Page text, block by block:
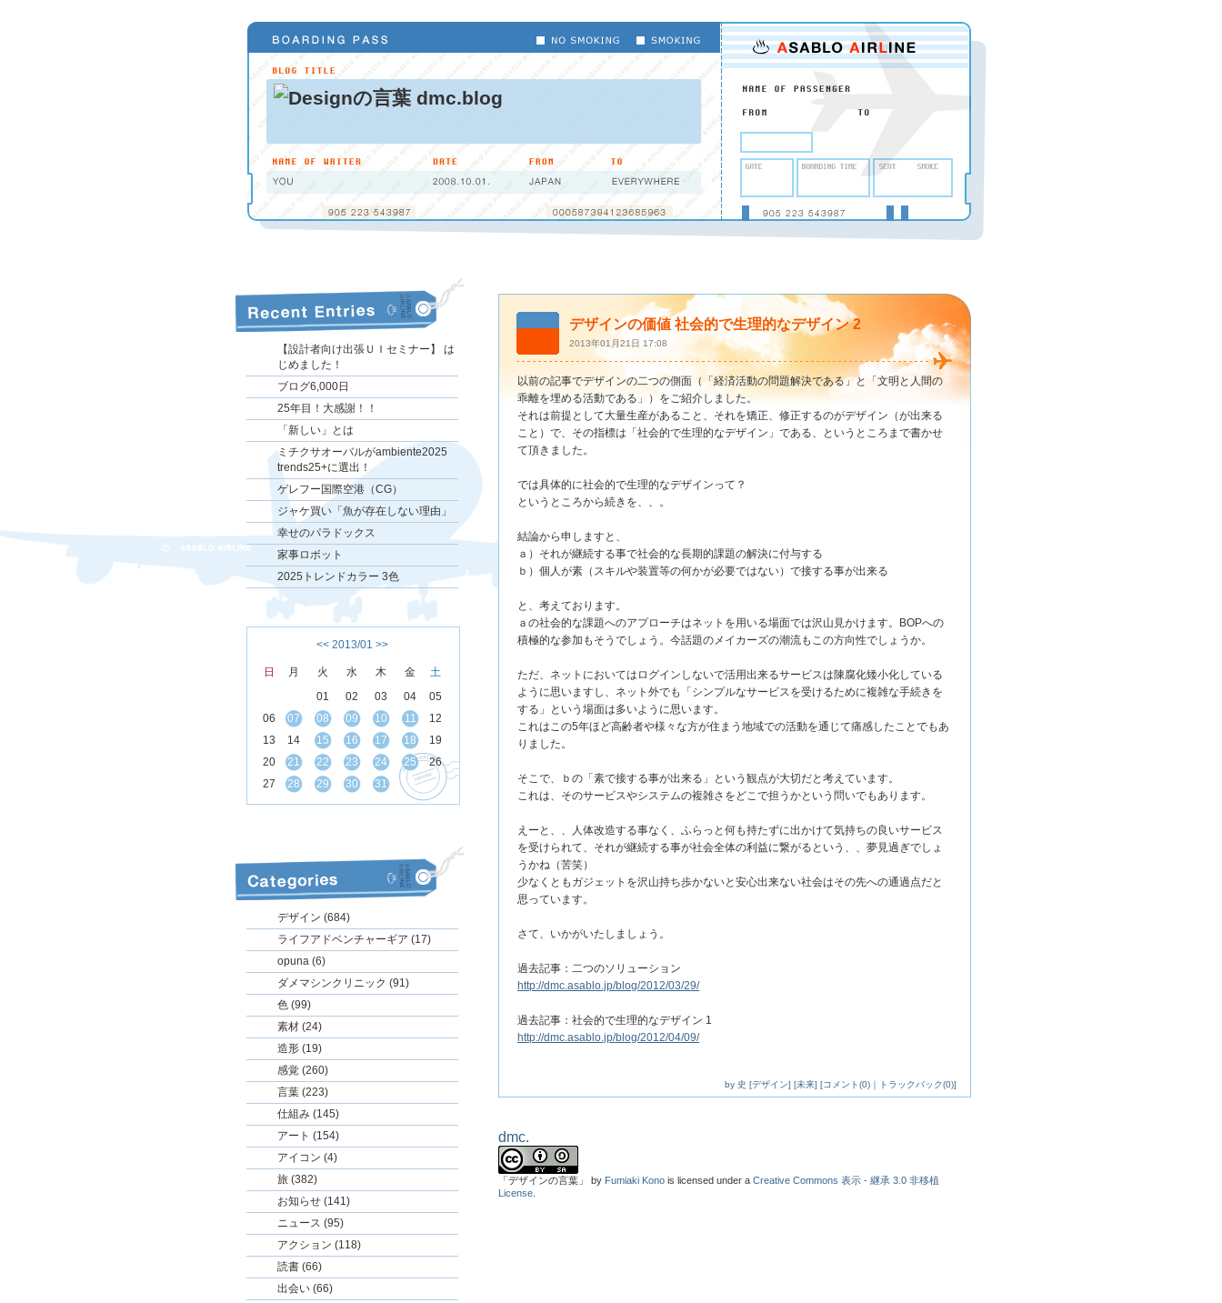
【設計者向け出張ＵＩセミナー】 は
じめました！
ブログ6,000日
25年目！大感謝！！
「新しい」とは
ミチクサオーバルがambiente2025
trends25+に選出！
ゲレフー国際空港（CG）
ジャケ買い「魚が存在しない理由」
幸せのパラドックス
家事ロボット
2025トレンドカラー 3色
<< 2013/01 >>
日 月 火 水 木 金
土
01
02 03 04
05
06
07 08 09 10 11
12
13
14 15 16 17 18
19
20
21 22 23 24 25
26
27
28 29 30 31
デザイン (684)
ライフアドベンチャーギア (17)
opuna (6)
ダメマシンクリニック (91)
色 (99)
素材 (24)
造形 (19)
感覚 (260)
言葉 (223)
仕組み (145)
アート (154)
アイコン (4)
旅 (382)
お知らせ (141)
ニュース (95)
アクション (118)
読書 (66)
出会い (66)
デザインの価値 社会的で生理的なデザイン 2
2013年01月21日 17:08
以前の記事でデザインの二つの側面（「経済活動の問題解決である」と「文明と人間の
乖離を埋める活動である」）をご紹介しました。
それは前提として大量生産があること、それを矯正、修正するのがデザイン（が出来る
こと）で、その指標は「社会的で生理的なデザイン」である、というところまで書かせ
て頂きました。
では具体的に社会的で生理的なデザインって？
というところから続きを、、。
結論から申しますと、
ａ）それが継続する事で社会的な長期的課題の解決に付与する
ｂ）個人が素（スキルや装置等の何かが必要ではない）で接する事が出来る
と、考えております。
ａの社会的な課題へのアプローチはネットを用いる場面では沢山見かけます。BOPへの
積極的な参加もそうでしょう。今話題のメイカーズの潮流もこの方向性でしょうか。
ただ、ネットにおいてはログインしないで活用出来るサービスは陳腐化矮小化している
ように思いますし、ネット外でも「シンプルなサービスを受けるために複雑な手続きを
する」という場面は多いように思います。
これはこの5年ほど高齢者や様々な方が住まう地域での活動を通じて痛感したことでもあ
りました。
そこで、ｂの「素で接する事が出来る」という観点が大切だと考えています。
これは、そのサービスやシステムの複雑さをどこで担うかという問いでもあります。
えーと、、人体改造する事なく、ふらっと何も持たずに出かけて気持ちの良いサービス
を受けられて、それが継続する事が社会全体の利益に繋がるという、、夢見過ぎでしょ
うかね（苦笑）
少なくともガジェットを沢山持ち歩かないと安心出来ない社会はその先への通過点だと
思っています。
さて、いかがいたしましょう。
過去記事：二つのソリューション
http://dmc.asablo.jp/blog/2012/03/29/
過去記事：社会的で生理的なデザイン 1
http://dmc.asablo.jp/blog/2012/04/09/
by 史 [デザイン] [未来] [コメント(0) ｜ トラックバック(0)]
dmc.
「デザインの言葉」 by Fumiaki Kono is licensed under a Creative Commons 表示 - 継承 3.0 非移植
License